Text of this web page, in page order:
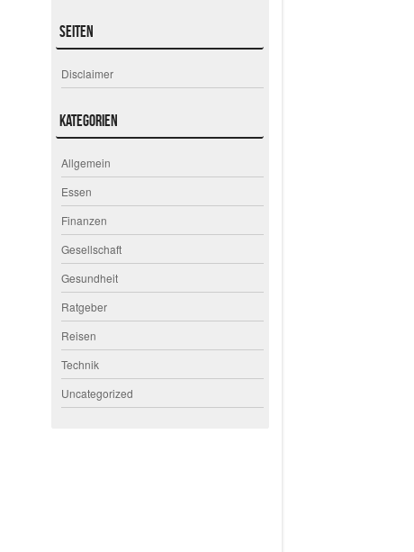
Seiten
Disclaimer
Kategorien
Allgemein
Essen
Finanzen
Gesellschaft
Gesundheit
Ratgeber
Reisen
Technik
Uncategorized